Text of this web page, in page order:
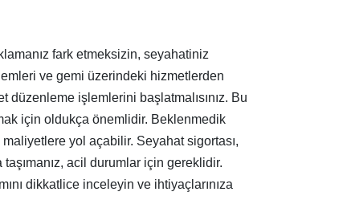
fark etmeksizin, seyahatiniz
ve gemi üzerindeki hizmetlerden
işlemlerini başlatmalısınız. Bu
için oldukça önemlidir. Beklenmedik
yol açabilir. Seyahat sigortası,
taşımanız, acil durumlar için gereklidir.
dikkatlice inceleyin ve ihtiyaçlarınıza